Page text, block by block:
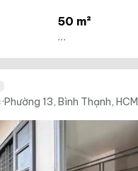
50 m²
...
·Phường 13, Bình Thạnh, HCM